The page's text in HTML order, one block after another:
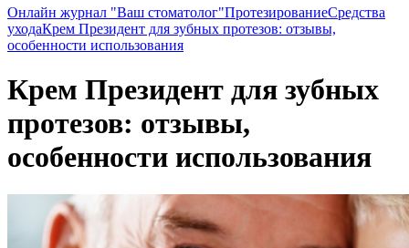
Онлайн журнал "Ваш стоматолог"ПротезированиеСредства
уходаКрем Президент для зубных протезов: отзывы,
особенности использования
Крем Президент для зубных
протезов: отзывы,
особенности использования